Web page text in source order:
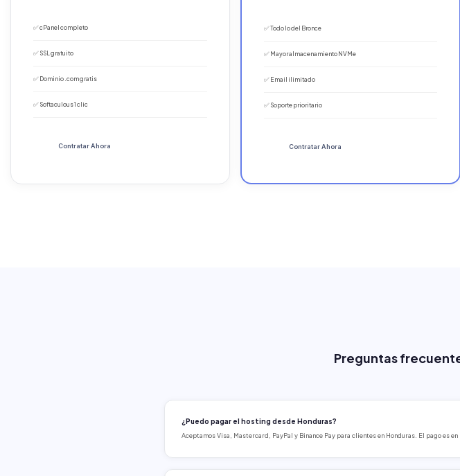
✅ cPanel completo
✅ SSL gratuito
✅ Dominio .com gratis
✅ Softaculous 1 clic
Contratar Ahora
✅ Todo lo del Bronce
✅ Mayor almacenamiento NVMe
✅ Email ilimitado
✅ Soporte prioritario
Contratar Ahora
Preguntas
¿Puedo pagar el hosting desde Honduras?
Aceptamos Visa, Mastercard, PayPal y Binance Pay para clientes en Honduras. El pago es en